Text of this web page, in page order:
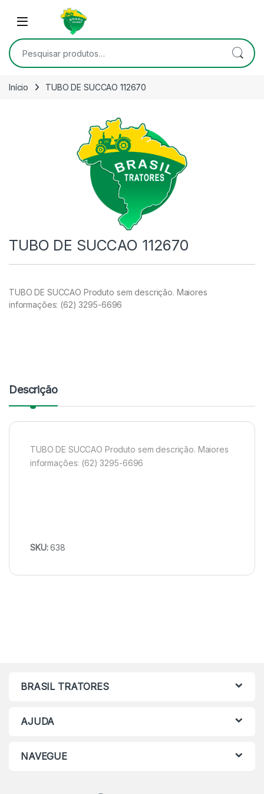
Skip to navigation
Open
Pesquisar por:
Início TUBO DE SUCCAO 112670
TUBO DE SUCCAO 112670
TUBO DE SUCCAO Produto sem descrição. Maiores
informações: (62) 3295-6696
Descrição
TUBO DE SUCCAO Produto sem descrição. Maiores
informações: (62) 3295-6696
SKU:638
BRASIL TRATORES
AJUDA
NAVEGUE